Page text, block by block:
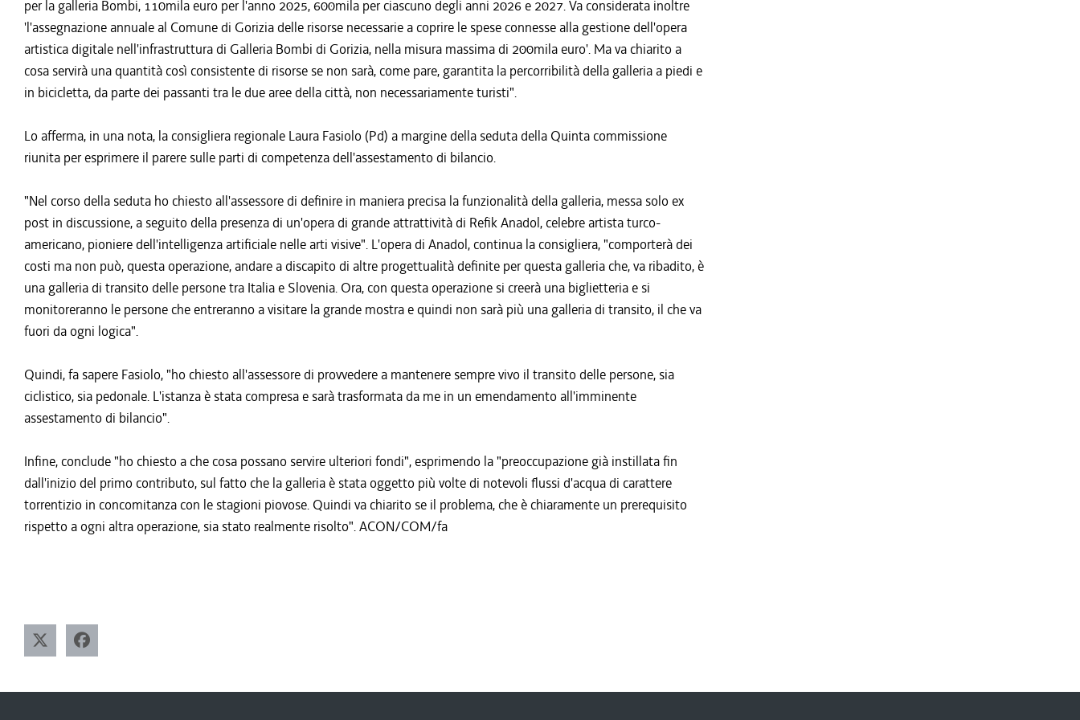
per la galleria Bombi, 110mila euro per l'anno 2025, 600mila per ciascuno degli anni 2026 e 2027. Va considerata inoltre
'l'assegnazione annuale al Comune di Gorizia delle risorse necessarie a coprire le spese connesse alla gestione dell'opera
artistica digitale nell'infrastruttura di Galleria Bombi di Gorizia, nella misura massima di 200mila euro'. Ma va chiarito a
cosa servirà una quantità così consistente di risorse se non sarà, come pare, garantita la percorribilità della galleria a piedi e
in bicicletta, da parte dei passanti tra le due aree della città, non necessariamente turisti".
Lo afferma, in una nota, la consigliera regionale Laura Fasiolo (Pd) a margine della seduta della Quinta commissione
riunita per esprimere il parere sulle parti di competenza dell'assestamento di bilancio.
"Nel corso della seduta ho chiesto all'assessore di definire in maniera precisa la funzionalità della galleria, messa solo ex
post in discussione, a seguito della presenza di un'opera di grande attrattività di Refik Anadol, celebre artista turco-
americano, pioniere dell'intelligenza artificiale nelle arti visive". L'opera di Anadol, continua la consigliera, "comporterà dei
costi ma non può, questa operazione, andare a discapito di altre progettualità definite per questa galleria che, va ribadito, è
una galleria di transito delle persone tra Italia e Slovenia. Ora, con questa operazione si creerà una biglietteria e si
monitoreranno le persone che entreranno a visitare la grande mostra e quindi non sarà più una galleria di transito, il che va
fuori da ogni logica".
Quindi, fa sapere Fasiolo, "ho chiesto all'assessore di provvedere a mantenere sempre vivo il transito delle persone, sia
ciclistico, sia pedonale. L'istanza è stata compresa e sarà trasformata da me in un emendamento all'imminente
assestamento di bilancio".
Infine, conclude "ho chiesto a che cosa possano servire ulteriori fondi", esprimendo la "preoccupazione già instillata fin
dall'inizio del primo contributo, sul fatto che la galleria è stata oggetto più volte di notevoli flussi d'acqua di carattere
torrentizio in concomitanza con le stagioni piovose. Quindi va chiarito se il problema, che è chiaramente un prerequisito
rispetto a ogni altra operazione, sia stato realmente risolto". ACON/COM/fa